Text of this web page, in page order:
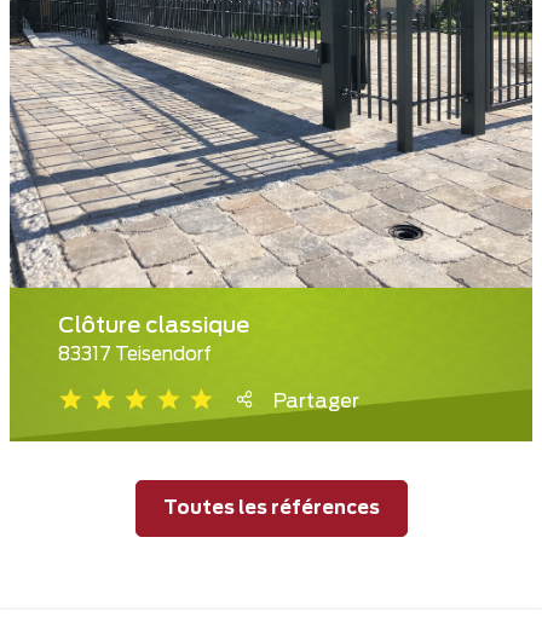
Clôture classique
83317 Teisendorf
Partager
Toutes les références